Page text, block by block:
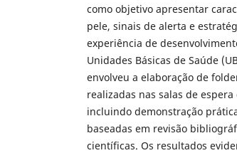
como objetivo apresentar
pele, sinais de alerta e
experiência de
Unidades Básicas de Saúde
envolveu a elaboração de
realizadas nas salas de espera
incluindo demonstração
baseadas em revisão
científicas. Os resultados